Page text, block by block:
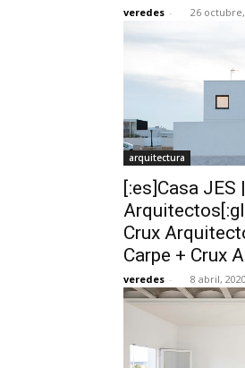
veredes - 26
arquitectura
[:es]Casa JES
Crux
Carpe + Crux
veredes - 8 abril, 2020